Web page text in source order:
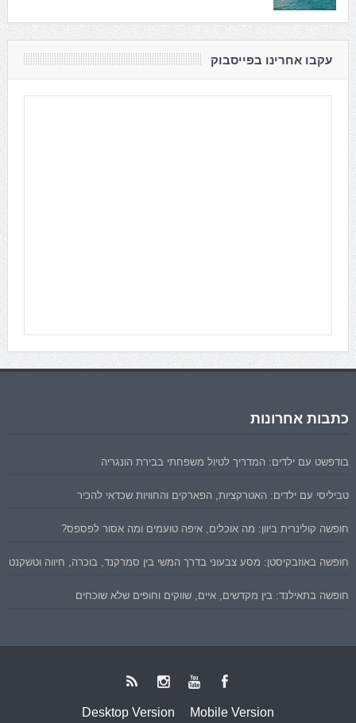
עקבו אחרינו בפייסבוק
כתבות אחרונות
בודפשט עם ילדים: המדריך לטיול משפחתי בבירת הונגריה
טביליסי עם ילדים: האטרקציות, הפארקים והחוויות שכדאי להכיר
חופשה קולינרית ביוון: מה אוכלים, איפה טועמים ומה אסור לפספס?
חופשה באוזבקיסטן: מסע צבעוני בדרך המשי בין סמרקנד, בוכרה, חיווה וטשקנט
חופשה בתאילנד: בין מקדשים, איים, שווקים וחופים שלא שוכחים
Desktop Version Mobile Version